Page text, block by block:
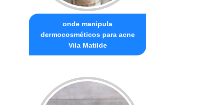
onde manipula
dermocosméticos para acne
Vila Matilde